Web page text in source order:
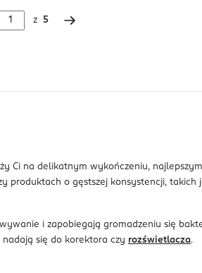
z 5
Ci na delikatnym wykończeniu,
produktach o gęstszej konsystencji, takich
i zapobiegają gromadzeniu się
się do korektora czy rozświetlacza.